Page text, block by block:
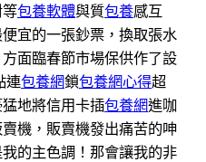
包養軟體與質包養感互
宜的一張鈔票，換取張水
方面臨春節市場保供作了設
連包養網鎖包養網心得超
地將信用卡插包養網進咖
機，販賣機發出痛苦的呻
的主色調！那會讓我的非